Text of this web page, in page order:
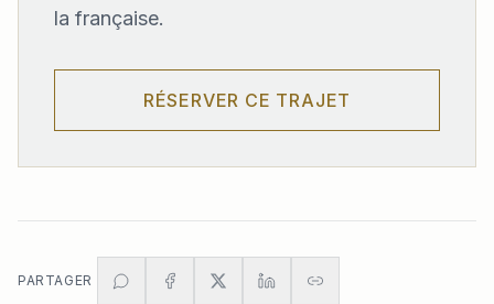
la française.
RÉSERVER CE TRAJET
PARTAGER